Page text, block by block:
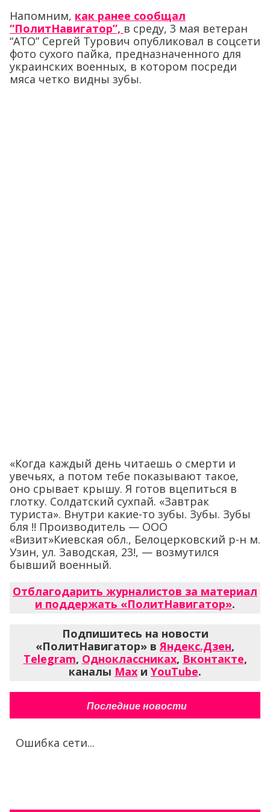
Напомним, как ранее сообщал
“ПолитНавигатор”, в среду, 3 мая ветеран
“АТО” Сергей Турович опубликовал в соцсети
фото сухого пайка, предназначенного для
украинских военных, в котором посреди
мяса четко видны зубы.
«Когда каждый день читаешь о смерти и
увечьях, а потом тебе показывают такое,
оно срывает крышу. Я готов вцепиться в
глотку. Солдатский сухпай. «Завтрак
туриста». Внутри какие-то зубы. Зубы. Зубы
бля !! Производитель — ООО
«Визит»Киевская обл., Белоцерковский р-н м.
Узин, ул. Заводская, 23!, — возмутился
бывший военный.
Отблагодарить журналистов за материал
и поддержать «ПолитНавигатор».
Подпишитесь на новости
«ПолитНавигатор» в Яндекс.Дзен,
Telegram, Одноклассниках, Вконтакте,
каналы Max и YouTube.
Последние новости
Ошибка сети...